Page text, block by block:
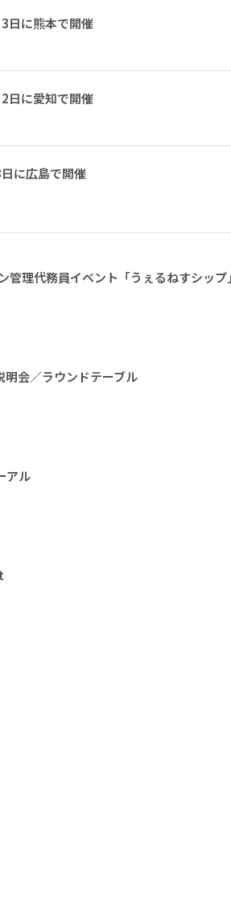
日に熊本で開催
日に愛知で開催
に広島で開催
理代務員イベント「うぇるねすシップ
会／ラウンドテーブル
アル